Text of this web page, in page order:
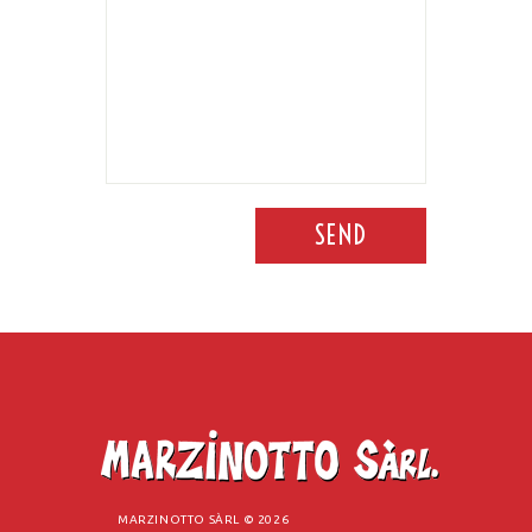
SEND
MARZINOTTO SÀRL © 2026